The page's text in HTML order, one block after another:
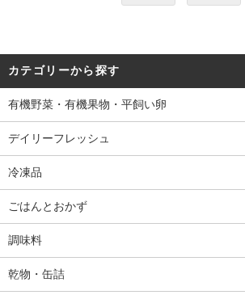
カテゴリーから探す
有機野菜・有機果物・平飼い卵
デイリーフレッシュ
冷凍品
ごはんとおかず
調味料
乾物・缶詰